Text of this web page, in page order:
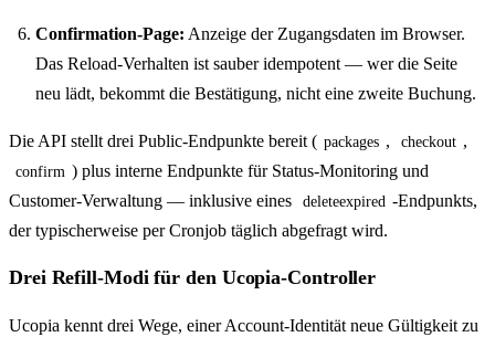
Confirmation-Page: Anzeige der Zugangsdaten im Browser.
Das Reload-Verhalten ist sauber idempotent — wer die Seite
neu lädt, bekommt die Bestätigung, nicht eine zweite Buchung.
Die API stellt drei Public-Endpunkte bereit ( packages , checkout ,
confirm ) plus interne Endpunkte für Status-Monitoring und
Customer-Verwaltung — inklusive eines
deleteexpired -Endpunkts,
der typischerweise per Cronjob täglich abgefragt wird.
Drei Refill-Modi für den Ucopia-Controller
Ucopia kennt drei Wege, einer Account-Identität neue Gültigkeit zu